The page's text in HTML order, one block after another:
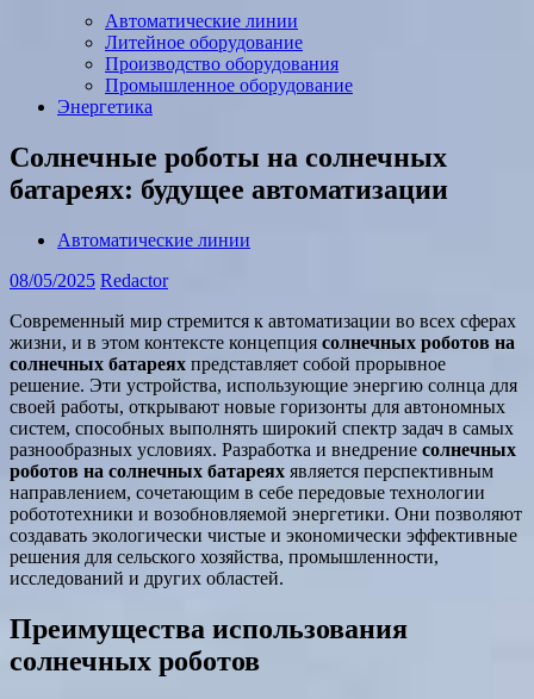
Автоматические линии
Литейное оборудование
Производство оборудования
Промышленное оборудование
Энергетика
Солнечные роботы на солнечных
батареях: будущее автоматизации
Автоматические линии
08/05/2025 Redactor
Современный мир стремится к автоматизации во всех сферах
жизни, и в этом контексте концепция солнечных роботов на
солнечных батареях представляет собой прорывное
решение. Эти устройства, использующие энергию солнца для
своей работы, открывают новые горизонты для автономных
систем, способных выполнять широкий спектр задач в самых
разнообразных условиях. Разработка и внедрение солнечных
роботов на солнечных батареях является перспективным
направлением, сочетающим в себе передовые технологии
робототехники и возобновляемой энергетики. Они позволяют
создавать экологически чистые и экономически эффективные
решения для сельского хозяйства, промышленности,
исследований и других областей.
Преимущества использования
солнечных роботов